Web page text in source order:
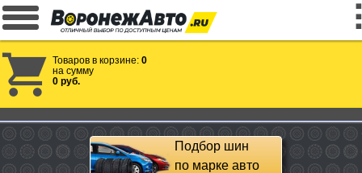
Товаров в корзине: 0
на сумму
0 руб.
Подбор шин
по марке авто